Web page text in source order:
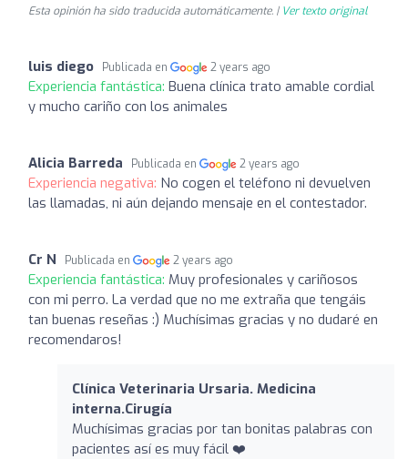
Esta opinión ha sido traducida automáticamente. | Ver texto original
luis diego Publicada en 2 years ago
Experiencia fantástica: Buena clínica trato amable cordial
y mucho cariño con los animales
Alicia Barreda Publicada en 2 years ago
Experiencia negativa: No cogen el teléfono ni devuelven
las llamadas, ni aún dejando mensaje en el contestador.
Cr N Publicada en 2 years ago
Experiencia fantástica: Muy profesionales y cariñosos
con mi perro. La verdad que no me extraña que tengáis
tan buenas reseñas :) Muchísimas gracias y no dudaré en
recomendaros!
Clínica Veterinaria Ursaria. Medicina
interna.Cirugía
Muchísimas gracias por tan bonitas palabras con
pacientes así es muy fácil ❤️